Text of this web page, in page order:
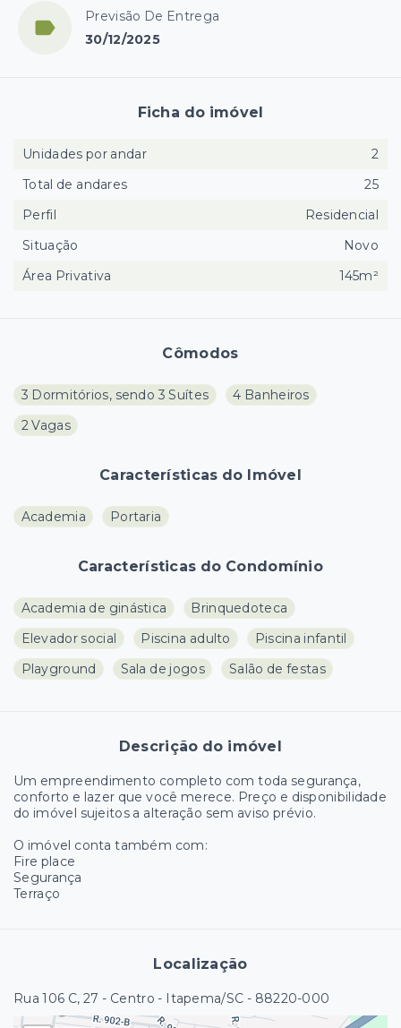
Previsão De Entrega
30/12/2025
Cômodos
3 Dormitórios, sendo 3 Suítes
4 Banheiros
2 Vagas
Características do Imóvel
Academia Portaria
Características do Condomínio
Academia de ginástica
Brinquedoteca
Elevador social
Piscina adulto
Piscina infantil
Playground
Sala de jogos Salão de festas
Descrição do imóvel
Um empreendimento completo com toda segurança,
conforto e lazer que você merece. Preço e disponibilidade
do imóvel sujeitos a alteração sem aviso prévio.
O imóvel conta também com:
Fire place
Segurança
Terraço
Localização
Rua 106 C, 27 - Centro - Itapema/SC - 88220-000
Ficha do imóvel
Unidades por andar
2
Total de andares
25
Perfil
Residencial
Situação
Novo
Área Privativa
145m²